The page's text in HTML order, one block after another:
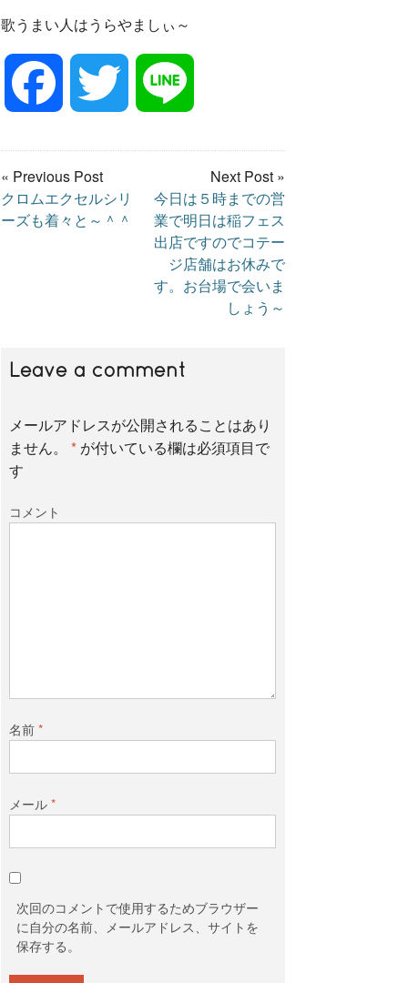
歌うまい人はうらやましぃ～
c
o
o
e
r
n
e
« Previous Post
クロムエクセルシリ
ーズも着々と～＾＾
Next Post »
今日は５時までの営
業で明日は稲フェス
出店ですのでコテー
ジ店舗はお休みで
す。お台場で会いま
しょう～
Leave a comment
メールアドレスが公開されることはあり
ません。
* が付いている欄は必須項目で
す
コメント
名前*
メール*
次回のコメントで使用するためブラウザー
に自分の名前、メールアドレス、サイトを
保存する。